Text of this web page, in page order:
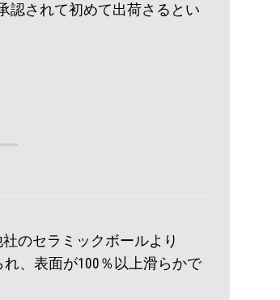
認されて初めて出荷さるとい
社のセラミックボールより
、表面が100％以上滑らかで